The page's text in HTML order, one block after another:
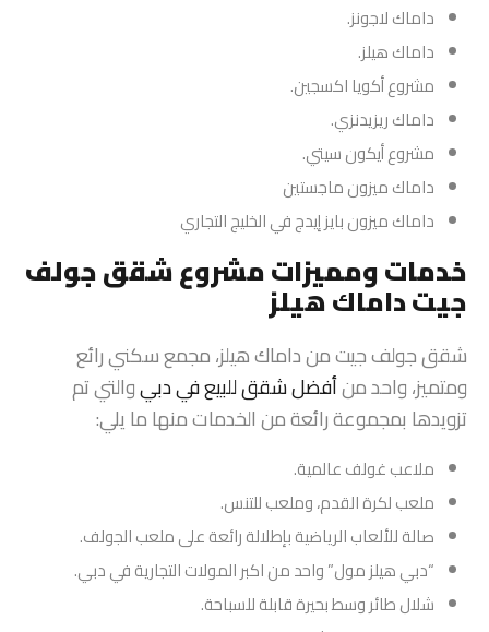
داماك لاجونز.
داماك هيلز.
مشروع أكويا اكسجين.
داماك ريزيدنزي.
مشروع أيكون سيتي.
داماك ميزون ماجستين
داماك ميزون بايز إيدج في الخليج التجاري
خدمات ومميزات مشروع شقق جولف
جيت داماك هيلز
شقق جولف جيت من داماك هيلز، مجمع سكني رائع
ومتميز، واحد منأفضل شقق للبيع في دبيوالتي تم
تزويدها بمجموعة رائعة من الخدمات منها ما يلي:
ملاعب غولف عالمية.
ملعب لكرة القدم، وملعب للتنس.
صالة للألعاب الرياضية بإطلالة رائعة على ملعب الجولف.
“دبي هيلز مول” واحد من اكبر المولات التجارية في دبي.
شلال طائر وسط بحيرة قابلة للسباحة.